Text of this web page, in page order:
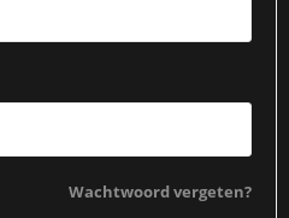
Wachtwoord vergeten?